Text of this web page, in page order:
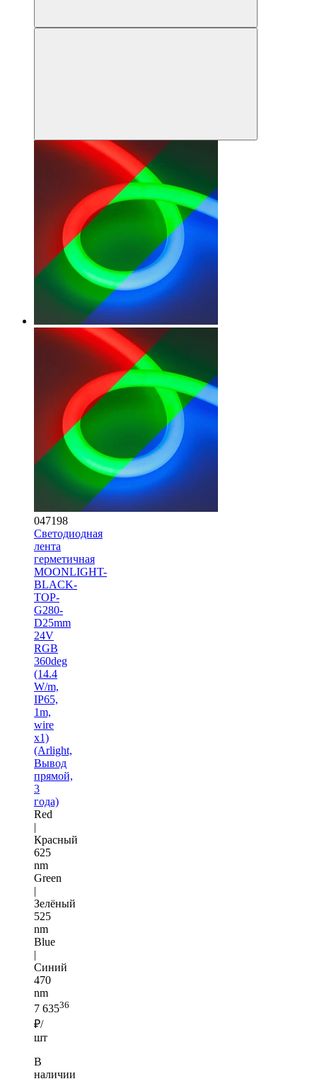
047198
Светодиодная
лента
герметичная
MOONLIGHT-
BLACK-
TOP-
G280-
D25mm
24V
RGB
360deg
(14.4
W/m,
IP65,
1m,
wire
x1)
(Arlight,
Вывод
прямой,
3
года)
Red
|
Красный
625
nm
Green
|
Зелёный
525
nm
Blue
|
Синий
470
nm
7 63536
₽/
шт
В
наличии